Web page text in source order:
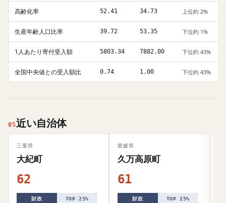
高齢化率 52.41 34.73 上位約 2%
生産年齢人口比率 39.72 53.35 下位約 1%
1人あたり寄付受入額 5803.34 7882.00 下位約 43%
全国中央値との受入額比 0.74 1.00 下位約 43%
05近い自治体
三重県
大紀町
62
財政 TOP 25%
愛媛県
久万高原町
61
財政 TOP 25%